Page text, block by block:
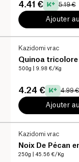
4.41 € 5.19 €
Ajouter
Kazidomi vrac
Quinoa tricolore
500g | 9.98 €/Kg
4.24 € 4.99 €
Ajouter
Kazidomi vrac
Noix De Pécan
250g | 45.56 €/Kg